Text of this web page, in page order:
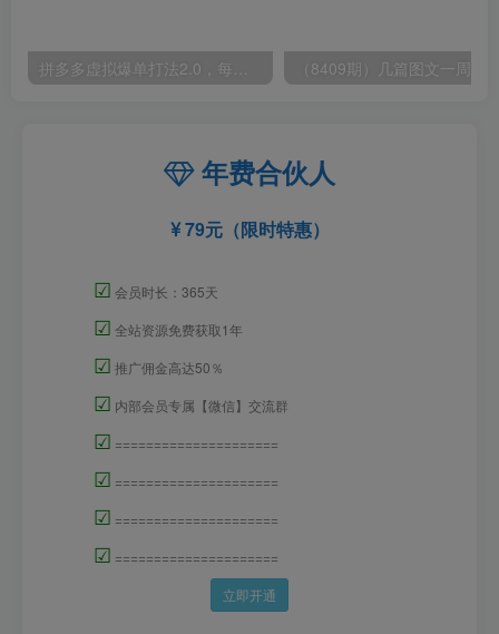
年费合伙人
79元（限时特惠）
☑ 会员时长：365天
☑ 全站资源免费获取1年
☑ 推广佣金高达50％
☑ 内部会员专属【微信】交流群
☑ =====================
☑ =====================
☑ =====================
☑ =====================
立即开通